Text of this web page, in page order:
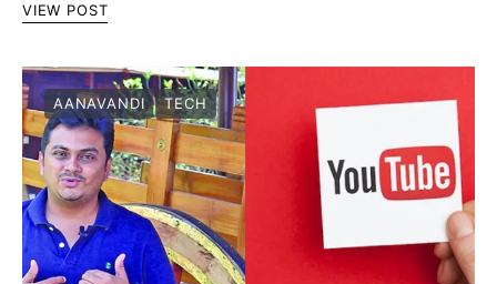
VIEW POST
AANAVANDI TECH